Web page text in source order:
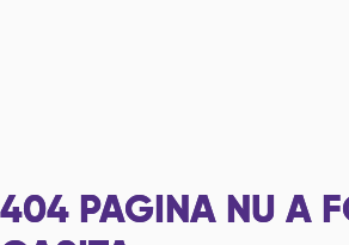
404 PAGINA NU A